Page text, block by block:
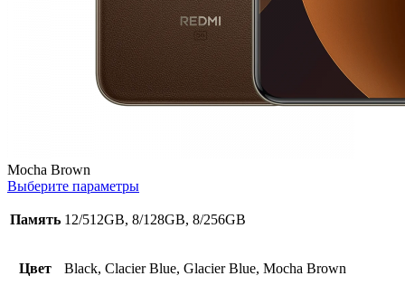
Mocha Brown
Выберите параметры
Память 12/512GB, 8/128GB, 8/256GB
Цвет Black, Clacier Blue, Glacier Blue, Mocha Brown